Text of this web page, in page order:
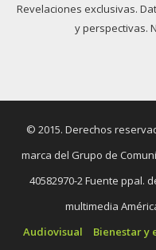
Revelaciones exclusivas.
y perspectivas.
© 2015. Derechos
marca del Grupo de
40582970-2 Fuente ppal.
multimedia
Audiovisual
Bienestar y